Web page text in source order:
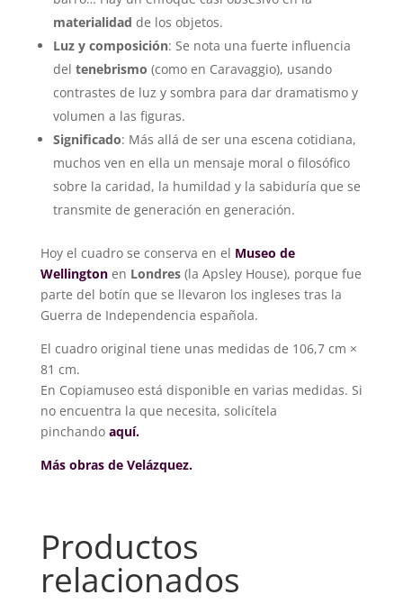
materialidad de los objetos.
Luz y composición: Se nota una fuerte influencia
del tenebrismo (como en Caravaggio), usando
contrastes de luz y sombra para dar dramatismo y
volumen a las figuras.
Significado: Más allá de ser una escena cotidiana,
muchos ven en ella un mensaje moral o filosófico
sobre la caridad, la humildad y la sabiduría que se
transmite de generación en generación.
Hoy el cuadro se conserva en el Museo de
Wellingtonen Londres(la Apsley House), porque fue
parte del botín que se llevaron los ingleses tras la
Guerra de Independencia española.
El cuadro original tiene unas medidas de 106,7 cm ×
81 cm.
En Copiamuseo está disponible en varias medidas. Si
no encuentra la que necesita, solicítela
pinchando aquí.
Más obras de Velázquez.
Productos
relacionados